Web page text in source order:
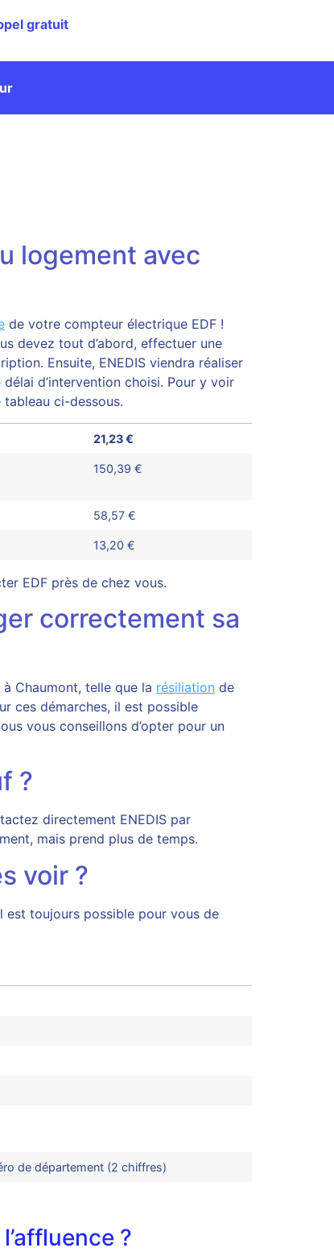
gratuit
logement avec
de votre compteur électrique EDF !
devez tout d’abord, effectuer une
Ensuite, ENEDIS viendra réaliser
d’intervention choisi. Pour y voir
tableau ci-dessous.
21,23 €
150,39 €
58,57 €
13,20 €
EDF près de chez vous.
correctement sa
Chaumont, telle que la résiliation de
ces démarches, il est possible
vous conseillons d’opter pour un
?
directement ENEDIS par
mais prend plus de temps.
voir ?
est toujours possible pour vous de
de département (2 chiffres)
?